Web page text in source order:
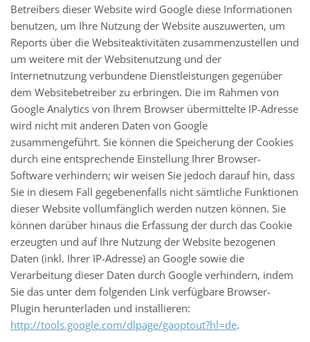
Betreibers dieser Website wird Google diese Informationen
benutzen, um Ihre Nutzung der Website auszuwerten, um
Reports über die Websiteaktivitäten zusammenzustellen und
um weitere mit der Websitenutzung und der
Internetnutzung verbundene Dienstleistungen gegenüber
dem Websitebetreiber zu erbringen. Die im Rahmen von
Google Analytics von Ihrem Browser übermittelte IP-Adresse
wird nicht mit anderen Daten von Google
zusammengeführt. Sie können die Speicherung der Cookies
durch eine entsprechende Einstellung Ihrer Browser-
Software verhindern; wir weisen Sie jedoch darauf hin, dass
Sie in diesem Fall gegebenenfalls nicht sämtliche Funktionen
dieser Website vollumfänglich werden nutzen können. Sie
können darüber hinaus die Erfassung der durch das Cookie
erzeugten und auf Ihre Nutzung der Website bezogenen
Daten (inkl. Ihrer IP-Adresse) an Google sowie die
Verarbeitung dieser Daten durch Google verhindern, indem
Sie das unter dem folgenden Link verfügbare Browser-
Plugin herunterladen und installieren:
http://tools.google.com/dlpage/gaoptout?hl=de.